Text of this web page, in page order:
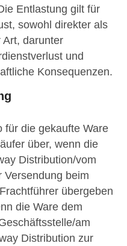
Entlastung gilt für
sowohl direkter als
darunter
und
Konsequenzen.
für die gekaufte Ware
über, wenn die
Distribution/vom
Versendung beim
übergeben
die Ware dem
am
Distribution zur